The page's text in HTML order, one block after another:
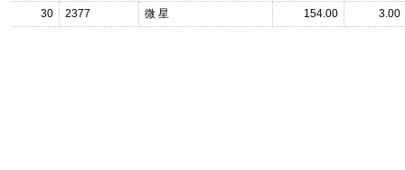
30
2377 微 星 154.00 3.00